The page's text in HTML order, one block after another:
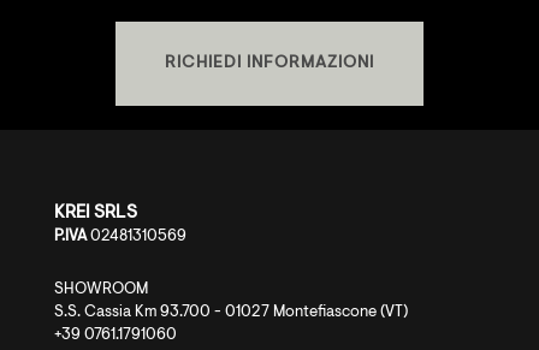
RICHIEDI INFORMAZIONI
KREI SRLS
P.IVA02481310569
SHOWROOM
S.S. Cassia Km 93.700 - 01027 Montefiascone (VT)
+39 0761.1791060